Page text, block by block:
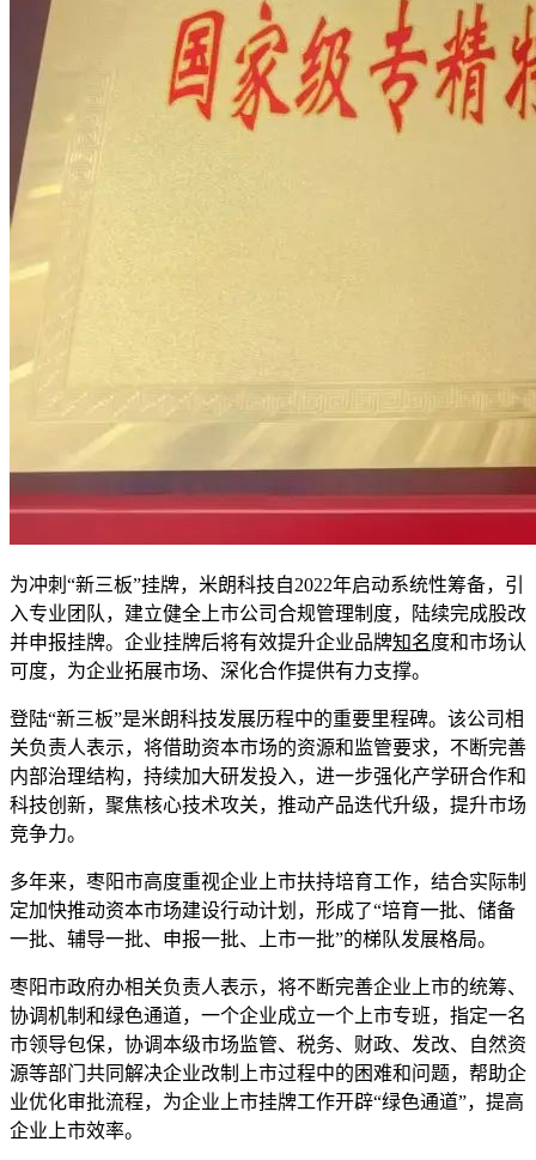
为冲刺“新三板”挂牌，米朗科技自2022年启动系统性筹备，引
入专业团队，建立健全上市公司合规管理制度，陆续完成股改
并申报挂牌。企业挂牌后将有效提升企业品牌知名度和市场认
可度，为企业拓展市场、深化合作提供有力支撑。
登陆“新三板”是米朗科技发展历程中的重要里程碑。该公司相
关负责人表示，将借助资本市场的资源和监管要求，不断完善
内部治理结构，持续加大研发投入，进一步强化产学研合作和
科技创新，聚焦核心技术攻关，推动产品迭代升级，提升市场
竞争力。
多年来，枣阳市高度重视企业上市扶持培育工作，结合实际制
定加快推动资本市场建设行动计划，形成了“培育一批、储备
一批、辅导一批、申报一批、上市一批”的梯队发展格局。
枣阳市政府办相关负责人表示，将不断完善企业上市的统筹、
协调机制和绿色通道，一个企业成立一个上市专班，指定一名
市领导包保，协调本级市场监管、税务、财政、发改、自然资
源等部门共同解决企业改制上市过程中的困难和问题，帮助企
业优化审批流程，为企业上市挂牌工作开辟“绿色通道”，提高
企业上市效率。